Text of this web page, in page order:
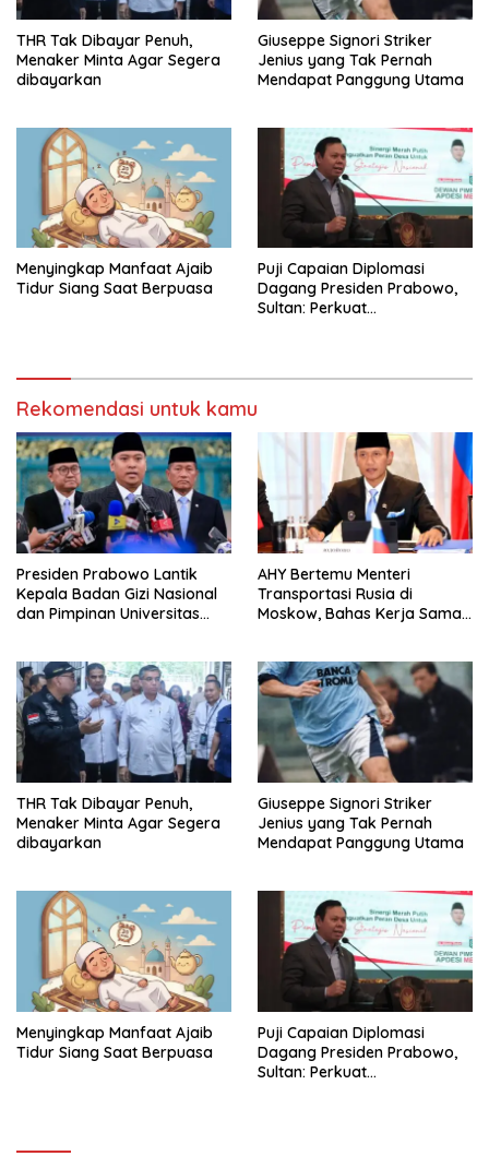
THR Tak Dibayar Penuh,
Menaker Minta Agar Segera
dibayarkan
Giuseppe Signori Striker
Jenius yang Tak Pernah
Mendapat Panggung Utama
Menyingkap Manfaat Ajaib
Tidur Siang Saat Berpuasa
Puji Capaian Diplomasi
Dagang Presiden Prabowo,
Sultan: Perkuat
Rekomendasi untuk kamu
Presiden Prabowo Lantik
Kepala Badan Gizi Nasional
dan Pimpinan Universitas
AHY Bertemu Menteri
Transportasi Rusia di
Moskow, Bahas Kerja Sama
THR Tak Dibayar Penuh,
Menaker Minta Agar Segera
dibayarkan
Giuseppe Signori Striker
Jenius yang Tak Pernah
Mendapat Panggung Utama
Menyingkap Manfaat Ajaib
Tidur Siang Saat Berpuasa
Puji Capaian Diplomasi
Dagang Presiden Prabowo,
Sultan: Perkuat